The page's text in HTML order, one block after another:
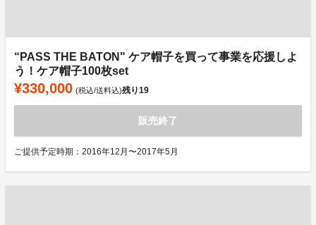
“PASS THE BATON" ケア帽子を買って事業を応援しよ
う！ケア帽子100枚set
¥330,000 (税込/送料込)残り19
販売終了
ご提供予定時期：2016年12月〜2017年5月